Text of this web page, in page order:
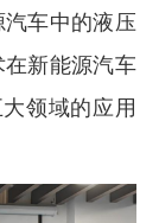
车中的液压
新能源汽车
领域的应用